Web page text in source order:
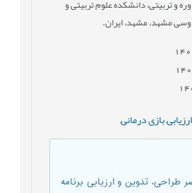
تربیتی، دانشکده علوم تربیتی و
مشهد، مشهد، ایران.
,بازی درمانی,
تدوین و ارزیابی برنامه